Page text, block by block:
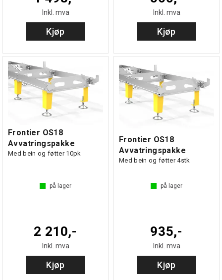
Inkl. mva
Kjøp
Inkl. mva
Kjøp
Frontier OS18
Avvatringspakke
Med bein og føtter 10pk
på lager
2 210,-
Inkl. mva
Kjøp
Frontier OS18
Avvatringspakke
Med bein og føtter 4stk
på lager
935,-
Inkl. mva
Kjøp